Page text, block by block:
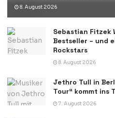
8. August 2026
Sebastian Fitzek
Bestseller – und
Rockstars
8. August 2026
Jethro Tull in
Tour“ kommt ins
7. August 2026